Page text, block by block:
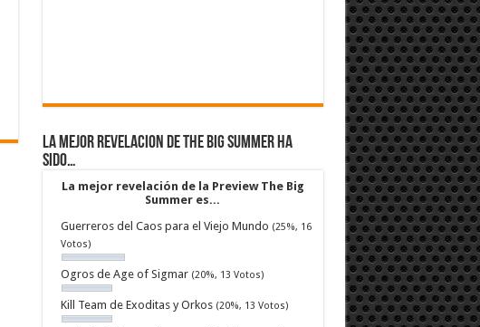
La mejor revelacion de The Big Summer ha
sido…
La mejor revelación de la Preview The Big
Summer es...
Guerreros del Caos para el Viejo Mundo (25%, 16
Votos)
Ogros de Age of Sigmar (20%, 13 Votos)
Kill Team de Exoditas y Orkos (20%, 13 Votos)